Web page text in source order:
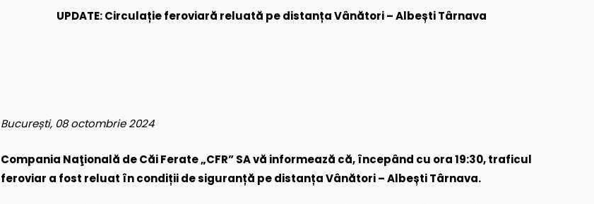
UPDATE: Circulație feroviară reluată pe distanța Vânători – Albești Târnava
București, 08 octombrie 2024
Compania Naţională de Căi Ferate „CFR” SA vă informează că, începând cu ora 19:30, traficul
feroviar a fost reluat în condiții de siguranță pe distanța Vânători – Albești Târnava.